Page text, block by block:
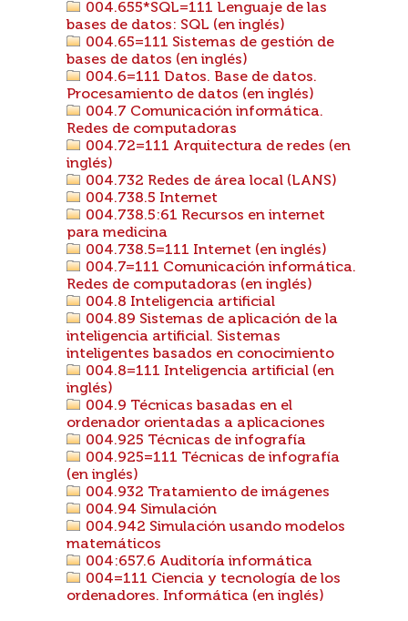
004.655*SQL=111 Lenguaje de las
bases de datos: SQL (en inglés)
004.65=111 Sistemas de gestión de
bases de datos (en inglés)
004.6=111 Datos. Base de datos.
Procesamiento de datos (en inglés)
004.7 Comunicación informática.
Redes de computadoras
004.72=111 Arquitectura de redes (en
inglés)
004.732 Redes de área local (LANS)
004.738.5 Internet
004.738.5:61 Recursos en internet
para medicina
004.738.5=111 Internet (en inglés)
004.7=111 Comunicación informática.
Redes de computadoras (en inglés)
004.8 Inteligencia artificial
004.89 Sistemas de aplicación de la
inteligencia artificial. Sistemas
inteligentes basados en conocimiento
004.8=111 Inteligencia artificial (en
inglés)
004.9 Técnicas basadas en el
ordenador orientadas a aplicaciones
004.925 Técnicas de infografía
004.925=111 Técnicas de infografía
(en inglés)
004.932 Tratamiento de imágenes
004.94 Simulación
004.942 Simulación usando modelos
matemáticos
004:657.6 Auditoría informática
004=111 Ciencia y tecnología de los
ordenadores. Informática (en inglés)